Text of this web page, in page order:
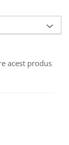
acest produs